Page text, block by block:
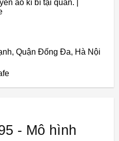
ảo kì bí tại quán. |
Quận Đống Đa, Hà Nội
- Mô hình